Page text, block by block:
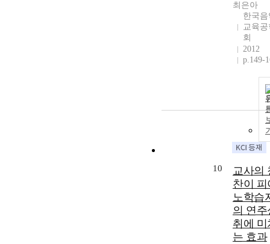
최은아
한국음
교육공
회
2012
p.149-
10
교사의
찬이 피
노학습
의 연주
취에 미
는 효과